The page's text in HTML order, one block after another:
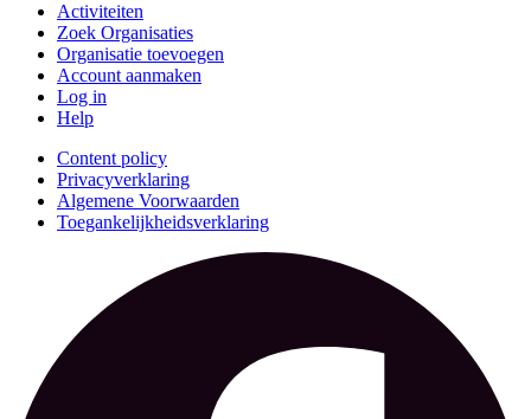
Activiteiten
Zoek Organisaties
Organisatie toevoegen
Account aanmaken
Log in
Help
Content policy
Privacyverklaring
Algemene Voorwaarden
Toegankelijkheidsverklaring